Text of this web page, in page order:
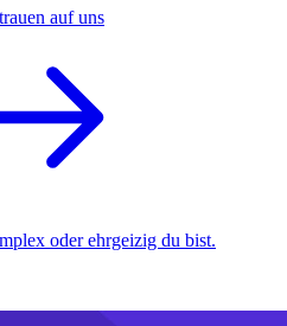
auf uns
oder ehrgeizig du bist.